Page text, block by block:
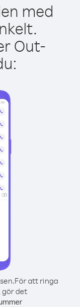
med
Out-
För att ringa
gör det